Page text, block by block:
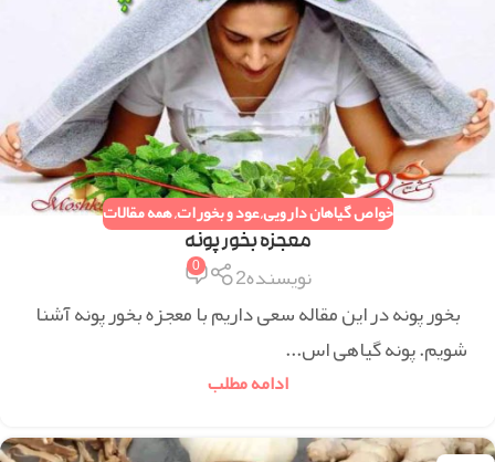
خواص گیاهان دارویی,عود و بخورات,همه مقالات
معجزه بخور پونه
نویسنده2 0
بخور پونه در این مقاله سعی داریم با معجزه بخور پونه آشنا
شویم. پونه گیاهی اس...
ادامه مطلب